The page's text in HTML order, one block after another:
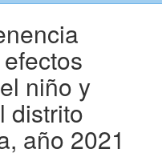
niño y
distrito
año 2021